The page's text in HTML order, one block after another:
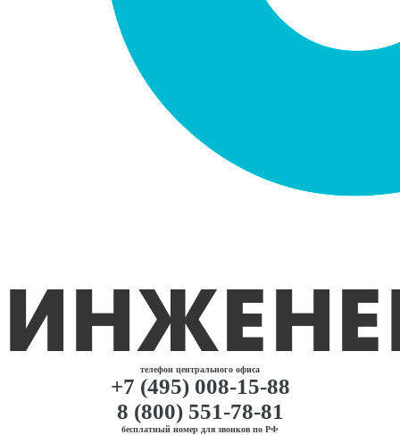
телефон центрального офиса
+7 (495) 008-15-88
8 (800) 551-78-81
бесплатный номер для звонков по РФ